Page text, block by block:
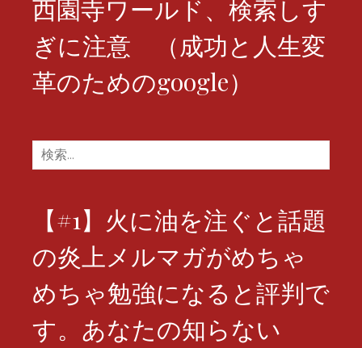
西園寺ワールド、検索しす
ぎに注意 （成功と人生変
革のためのgoogle）
検
索:
【#1】火に油を注ぐと話題
の炎上メルマガがめちゃ
めちゃ勉強になると評判で
す。あなたの知らない